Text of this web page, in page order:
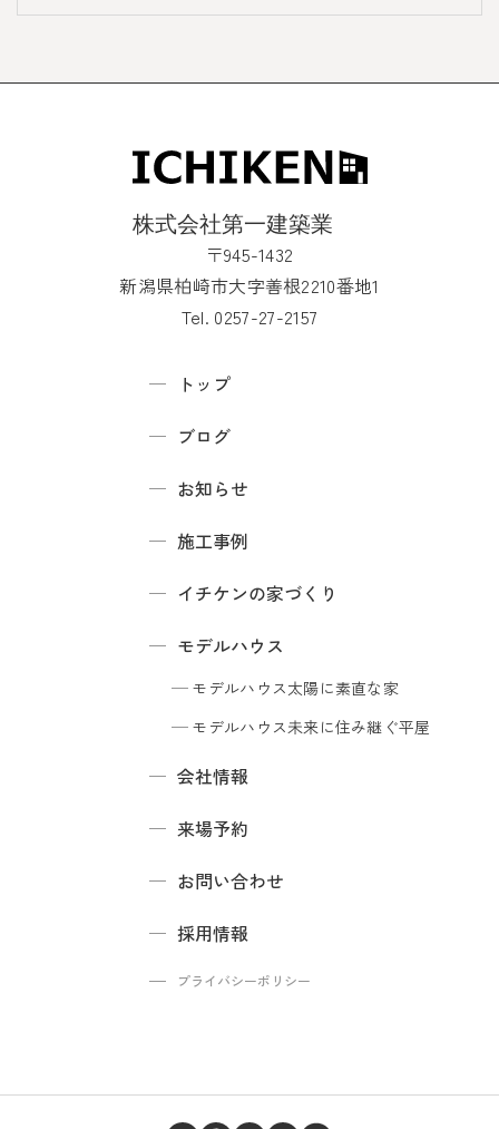
〒945-1432
新潟県柏崎市大字善根2210番地1
Tel. 0257-27-2157
トップ
ブログ
お知らせ
施工事例
イチケンの家づくり
モデルハウス
モデルハウス太陽に素直な家
モデルハウス未来に住み継ぐ平屋
会社情報
来場予約
お問い合わせ
採用情報
プライバシーポリシー